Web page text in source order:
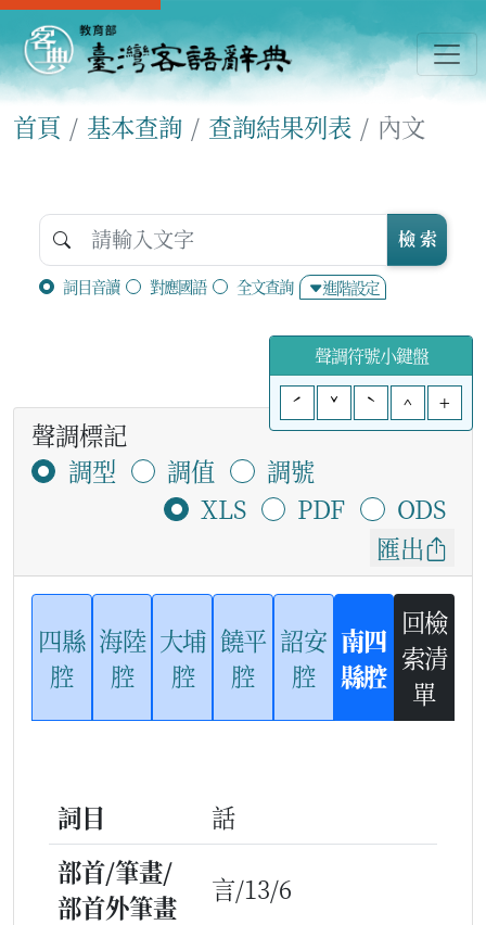
首頁 基本查詢 查詢結果列表 內文
詞目音讀 對應國語 全文查詢 進階設定
檢 索
聲調符號小鍵盤
ˊ
ˇ ˋ ^ +
聲調標記
調型
調值
調號
XLS
PDF
ODS
匯出
四縣
腔
海陸
腔
大埔
腔
饒平
腔
詔安
腔
南四
縣腔
回檢
索清
單
詞目
話
部首/筆畫/
部首外筆畫
言/13/6